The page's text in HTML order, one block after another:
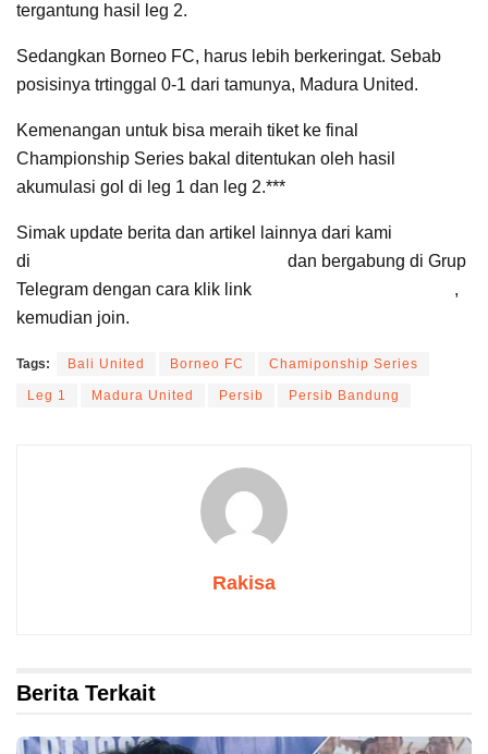
tergantung hasil leg 2.
Sedangkan Borneo FC, harus lebih berkeringat. Sebab
posisinya trtinggal 0-1 dari tamunya, Madura United.
Kemenangan untuk bisa meraih tiket ke final
Championship Series bakal ditentukan oleh hasil
akumulasi gol di leg 1 dan leg 2.***
Simak update berita dan artikel lainnya dari kami
di
dan bergabung di Grup
Telegram dengan cara klik link
,
kemudian join.
Tags: Bali United Borneo FC Chamiponship Series
Leg 1 Madura United Persib Persib Bandung
Rakisa
Berita Terkait